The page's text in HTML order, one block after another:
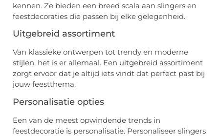
kennen. Ze bieden een breed scala aan slingers en
feestdecoraties die passen bij elke gelegenheid.
Uitgebreid assortiment
Van klassieke ontwerpen tot trendy en moderne
stijlen, het is er allemaal. Een uitgebreid assortiment
zorgt ervoor dat je altijd iets vindt dat perfect past bij
jouw feestthema.
Personalisatie opties
Een van de meest opwindende trends in
feestdecoratie is personalisatie. Personaliseer slingers